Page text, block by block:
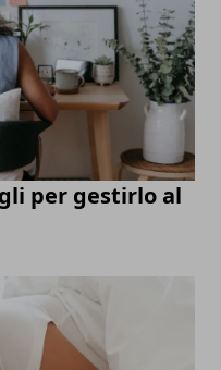
per gestirlo al